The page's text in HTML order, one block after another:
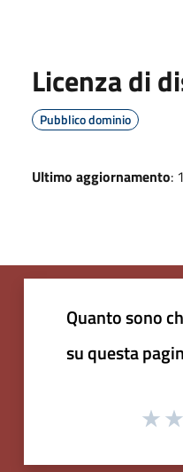
Licenza di
Pubblico dominio
Ultimo aggiornamento:
Quanto sono
su questa